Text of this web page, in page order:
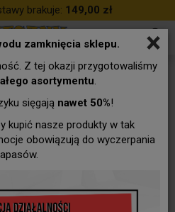
×
zamknięcia sklepu.
Z tej okazji przygotowaliśmy
asortymentu.
sięgają nawet 50%!
kupić nasze produkty w tak
obowiązują do wyczerpania
brakuje: 149,00 zł